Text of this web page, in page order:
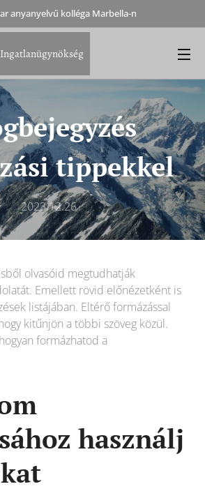
anyanyelvű kolléga Marbella-n
tippekkel
2023.12.26
olvasóid megtudhatják
Emellett rövid előnézetként is
listájában. Eltérő formázással
kitűnjön a többi szöveg közül.
formázhatod a
használj